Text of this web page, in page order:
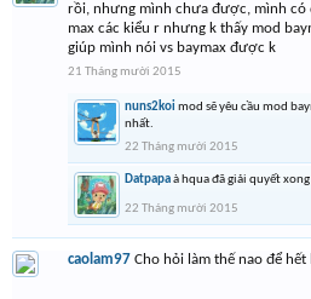
rồi, nhưng mình chưa được, mình có
max các kiểu r nhưng k thấy mod
giúp mình nói vs baymax được k
21 Tháng mười 2015
nuns2koi mod sẽ yêu cầu mod
nhất.
22 Tháng mười 2015
Datpapaà hqua đã giải quyết
22 Tháng mười 2015
caolam97 Cho hỏi làm thế nao để